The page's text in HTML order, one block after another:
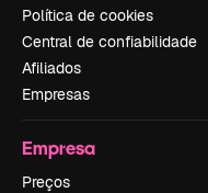
Política de cookies
Central de confiabilidade
Afiliados
Empresas
Empresa
Preços